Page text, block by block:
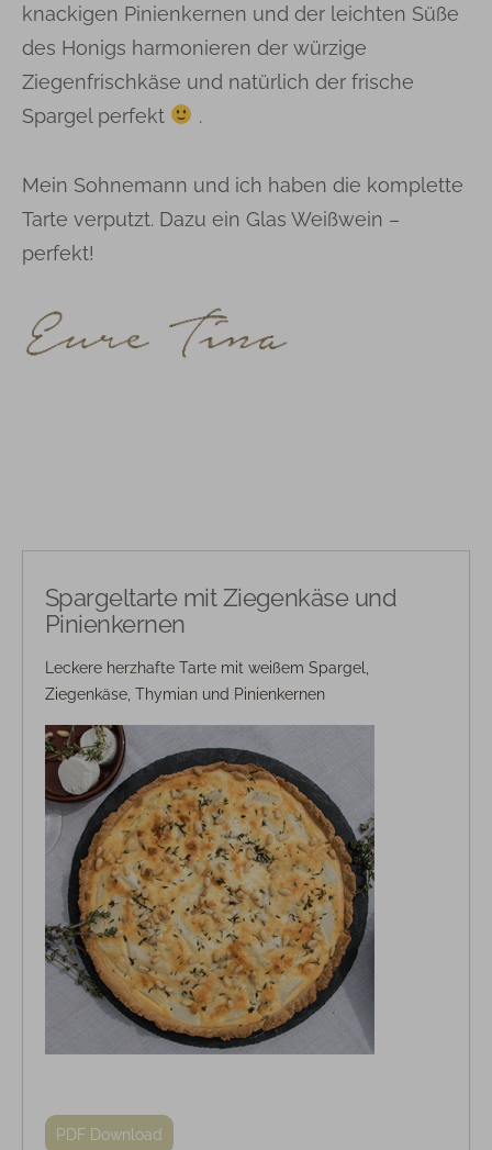
knackigen Pinienkernen und der leichten Süße
des Honigs harmonieren der würzige
Ziegenfrischkäse und natürlich der frische
Spargel perfekt
.
Mein Sohnemann und ich haben die komplette
Tarte verputzt. Dazu ein Glas Weißwein –
perfekt!
Spargeltarte mit Ziegenkäse und
Pinienkernen
Leckere herzhafte Tarte mit weißem Spargel,
Ziegenkäse, Thymian und Pinienkernen
PDF Download